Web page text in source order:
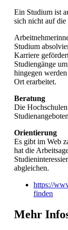
Ein Studium ist
sich nicht auf die
Studium
Karriere
Studiengänge
hingegen
Ort erarbeitet.
Beratung
Die
Orientierung
Es gibt im Web
hat die
abgleichen.
https://
finden
Mehr